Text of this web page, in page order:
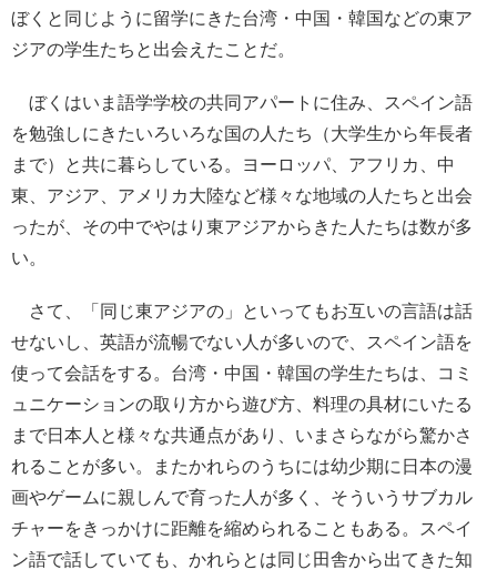
ぼくと同じように留学にきた台湾・中国・韓国などの東ア
ジアの学生たちと出会えたことだ。
ぼくはいま語学学校の共同アパートに住み、スペイン語
を勉強しにきたいろいろな国の人たち（大学生から年長者
まで）と共に暮らしている。ヨーロッパ、アフリカ、中
東、アジア、アメリカ大陸など様々な地域の人たちと出会
ったが、その中でやはり東アジアからきた人たちは数が多
い。
さて、「同じ東アジアの」といってもお互いの言語は話
せないし、英語が流暢でない人が多いので、スペイン語を
使って会話をする。台湾・中国・韓国の学生たちは、コミ
ュニケーションの取り方から遊び方、料理の具材にいたる
まで日本人と様々な共通点があり、いまさらながら驚かさ
れることが多い。またかれらのうちには幼少期に日本の漫
画やゲームに親しんで育った人が多く、そういうサブカル
チャーをきっかけに距離を縮められることもある。スペイ
ン語で話していても、かれらとは同じ田舎から出てきた知